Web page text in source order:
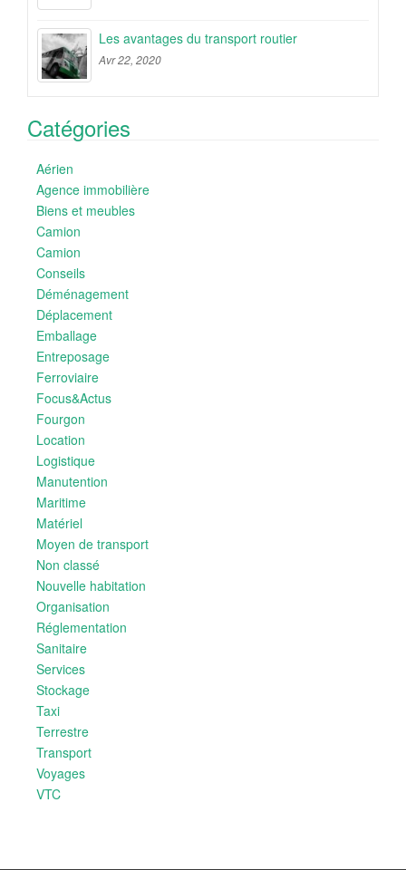
Les avantages du transport routier
Avr 22, 2020
Catégories
Aérien
Agence immobilière
Biens et meubles
Camion
Camion
Conseils
Déménagement
Déplacement
Emballage
Entreposage
Ferroviaire
Focus&Actus
Fourgon
Location
Logistique
Manutention
Maritime
Matériel
Moyen de transport
Non classé
Nouvelle habitation
Organisation
Réglementation
Sanitaire
Services
Stockage
Taxi
Terrestre
Transport
Voyages
VTC